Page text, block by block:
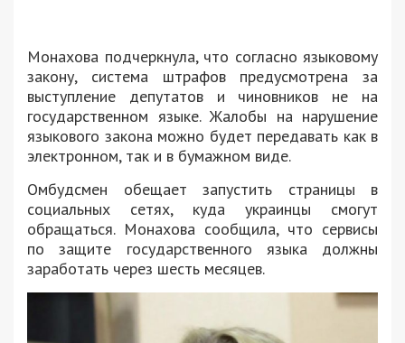
Монахова подчеркнула, что согласно языковому
закону, система штрафов предусмотрена за
выступление депутатов и чиновников не на
государственном языке. Жалобы на нарушение
языкового закона можно будет передавать как в
электронном, так и в бумажном виде.
Омбудсмен обещает запустить страницы в
социальных сетях, куда украинцы смогут
обращаться. Монахова сообщила, что сервисы
по защите государственного языка должны
заработать через шесть месяцев.